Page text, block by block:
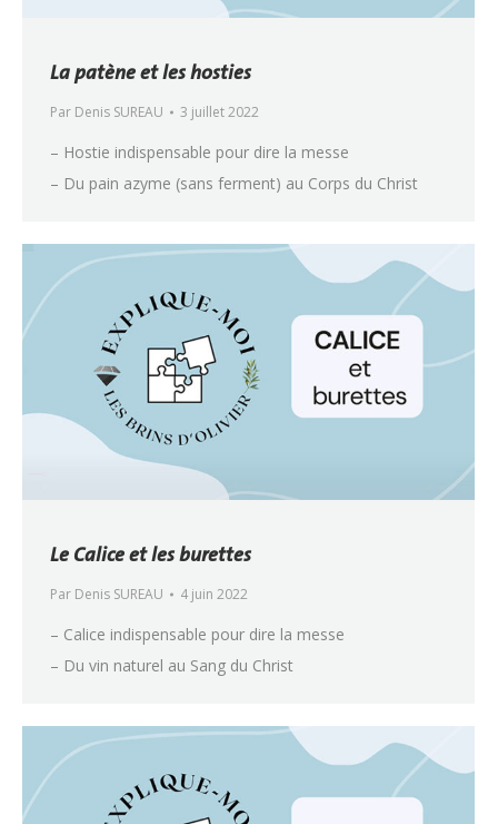
La patène et les hosties
Par Denis SUREAU 3 juillet 2022
– Hostie indispensable pour dire la messe
– Du pain azyme (sans ferment) au Corps du Christ
Le Calice et les burettes
Par Denis SUREAU 4 juin 2022
– Calice indispensable pour dire la messe
– Du vin naturel au Sang du Christ